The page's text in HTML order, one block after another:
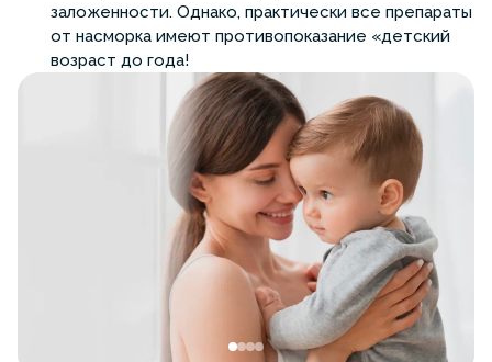
заложенности. Однако, практически все препараты
от насморка имеют противопоказание «детский
возраст до года!